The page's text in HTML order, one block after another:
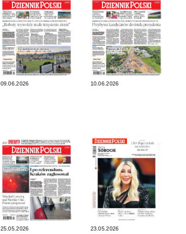
09.06.2026 10.06.2026
25.05.2026 23.05.2026